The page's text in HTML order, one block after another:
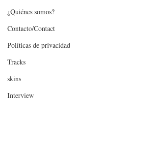
¿Quiénes somos?
Contacto/Contact
Políticas de privacidad
Tracks
skins
Interview